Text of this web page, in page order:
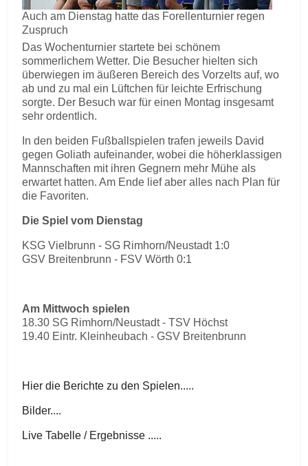
Auch am Dienstag hatte das Forellenturnier regen
Zuspruch
Das Wochenturnier startete bei schönem
sommerlichem Wetter. Die Besucher hielten sich
überwiegen im äußeren Bereich des Vorzelts auf, wo
ab und zu mal ein Lüftchen für leichte Erfrischung
sorgte. Der Besuch war für einen Montag insgesamt
sehr ordentlich.
In den beiden Fußballspielen trafen jeweils David
gegen Goliath aufeinander, wobei die höherklassigen
Mannschaften mit ihren Gegnern mehr Mühe als
erwartet hatten. Am Ende lief aber alles nach Plan für
die Favoriten.
Die Spiel vom Dienstag
KSG Vielbrunn - SG Rimhorn/Neustadt 1:0
GSV Breitenbrunn - FSV Wörth 0:1
Am Mittwoch spielen
18.30 SG Rimhorn/Neustadt - TSV Höchst
19.40 Eintr. Kleinheubach - GSV Breitenbrunn
Hier die Berichte zu den Spielen.....
Bilder....
Live Tabelle / Ergebnisse .....